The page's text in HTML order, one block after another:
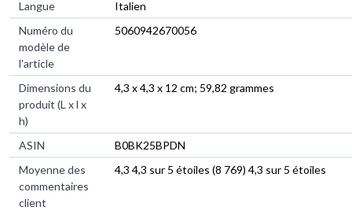
Langue
‎Italien
Numéro du
modèle de
l'article
‎5060942670056
Dimensions du
produit (L x l x
h)
‎4,3 x 4,3 x 12 cm; 59,82 grammes
ASIN
‎B0BK25BPDN
Moyenne des
commentaires
client
4,3 4,3 sur 5 étoiles (8 769) 4,3 sur 5 étoiles